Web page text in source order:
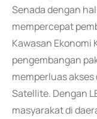
Senada dengan
mempercepat
Kawasan Ekonomi
pengembangan
memperluas
Satellite. Dengan
masyarakat di